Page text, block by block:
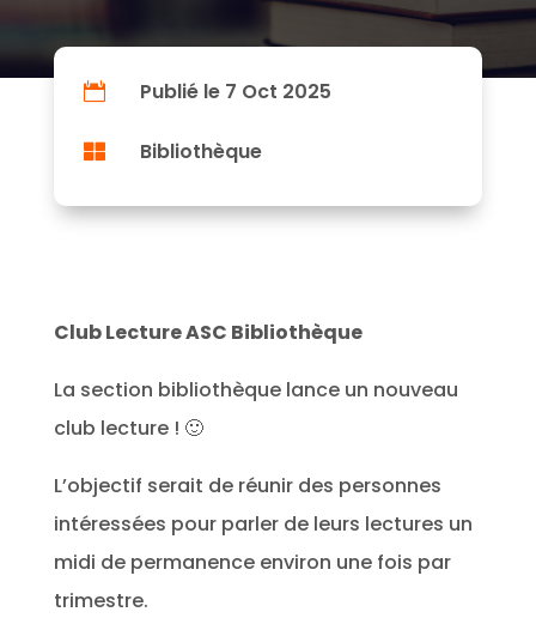
 Publié le 7 Oct 2025
 Bibliothèque
Club Lecture ASC Bibliothèque
La section bibliothèque lance un nouveau
club lecture ! 🙂
L’objectif serait de réunir des personnes
intéressées pour parler de leurs lectures un
midi de permanence environ une fois par
trimestre.